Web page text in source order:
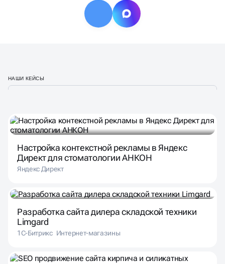
НАШИ КЕЙСЫ
Настройка контекстной рекламы в Яндекс
Директ для стоматологии АНКОН
Яндекс Директ
Разработка сайта дилера складской техники
Limgard
1С-Битрикс Интернет-магазины